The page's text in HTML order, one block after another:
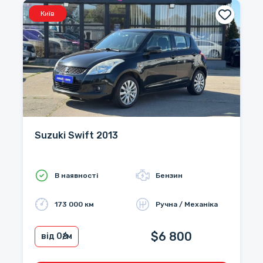
Київ
Suzuki Swift 2013
В наявності Бензин
173 000 км Ручна / Механіка
від 0₴/м $6 800